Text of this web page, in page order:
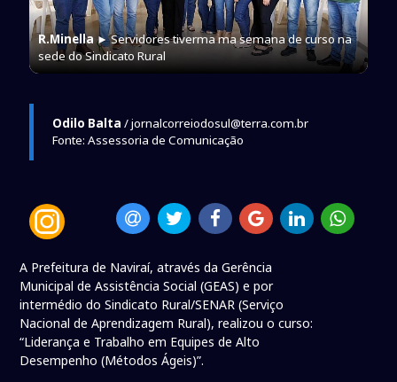
R.Minella ► Servidores tiverma ma semana de curso na
sede do Sindicato Rural
Odilo Balta / jornalcorreiodosul@terra.com.br
Fonte: Assessoria de Comunicação
A Prefeitura de Naviraí, através da Gerência
Municipal de Assistência Social (GEAS) e por
intermédio do Sindicato Rural/SENAR (Serviço
Nacional de Aprendizagem Rural), realizou o curso:
“Liderança e Trabalho em Equipes de Alto
Desempenho (Métodos Ágeis)”.